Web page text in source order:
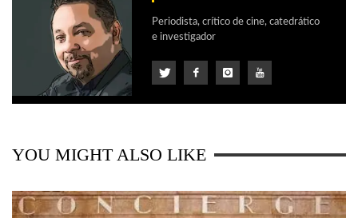
Periodista, crítico de cine, catedrático
e investigador
YOU MIGHT ALSO LIKE